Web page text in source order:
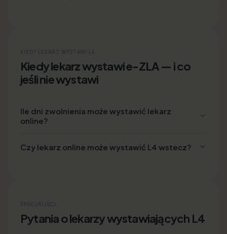
KIEDY LEKARZ WYSTAWI L4
Kiedy lekarz wystawi e-ZLA — i co
jeśli nie wystawi
Ile dni zwolnienia może wystawić lekarz
online?
Czy lekarz online może wystawić L4 wstecz?
SPECJALIŚCI
Pytania o lekarzy wystawiających L4